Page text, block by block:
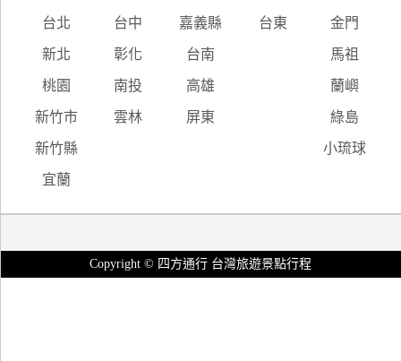
台北 台中 嘉義縣 台東 金門
新北 彰化 台南 馬祖
桃園 南投 高雄 蘭嶼
新竹市 雲林 屏東 綠島
新竹縣 小琉球
宜蘭
Copyright © 四方通行 台灣旅遊景點行程